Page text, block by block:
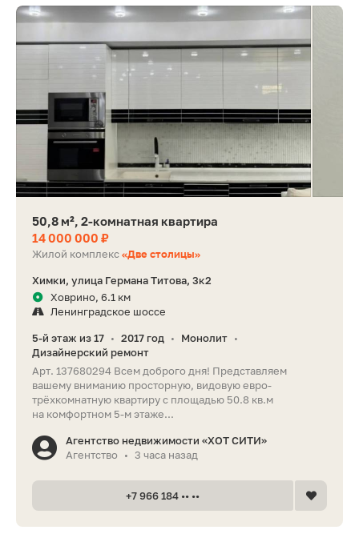
50,8 м², 2-комнатная квартира
14 000 000 ₽
Жилой комплекс«Две столицы»
Химки, улица Германа Титова, 3к2
Ховрино, 6.1 км
Ленинградское шоссе
5-й этаж из 17 • 2017 год • Монолит •
Дизайнерский ремонт
Арт. 137680294 Всем доброго дня! Представляем
вашему вниманию просторную, видовую евро-
трёхкомнатную квартиру с площадью 50.8 кв.м
на комфортном 5-м этаже...
Агентство недвижимости «ХОТ СИТИ»
Агентство
• 3 часа назад
+7 966 184 •• ••